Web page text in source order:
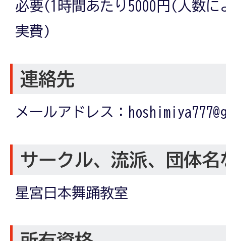
必要(1時間あたり5000円(人数
実費)
連絡先
メールアドレス：
サークル、流派、団体名
星宮日本舞踊教室